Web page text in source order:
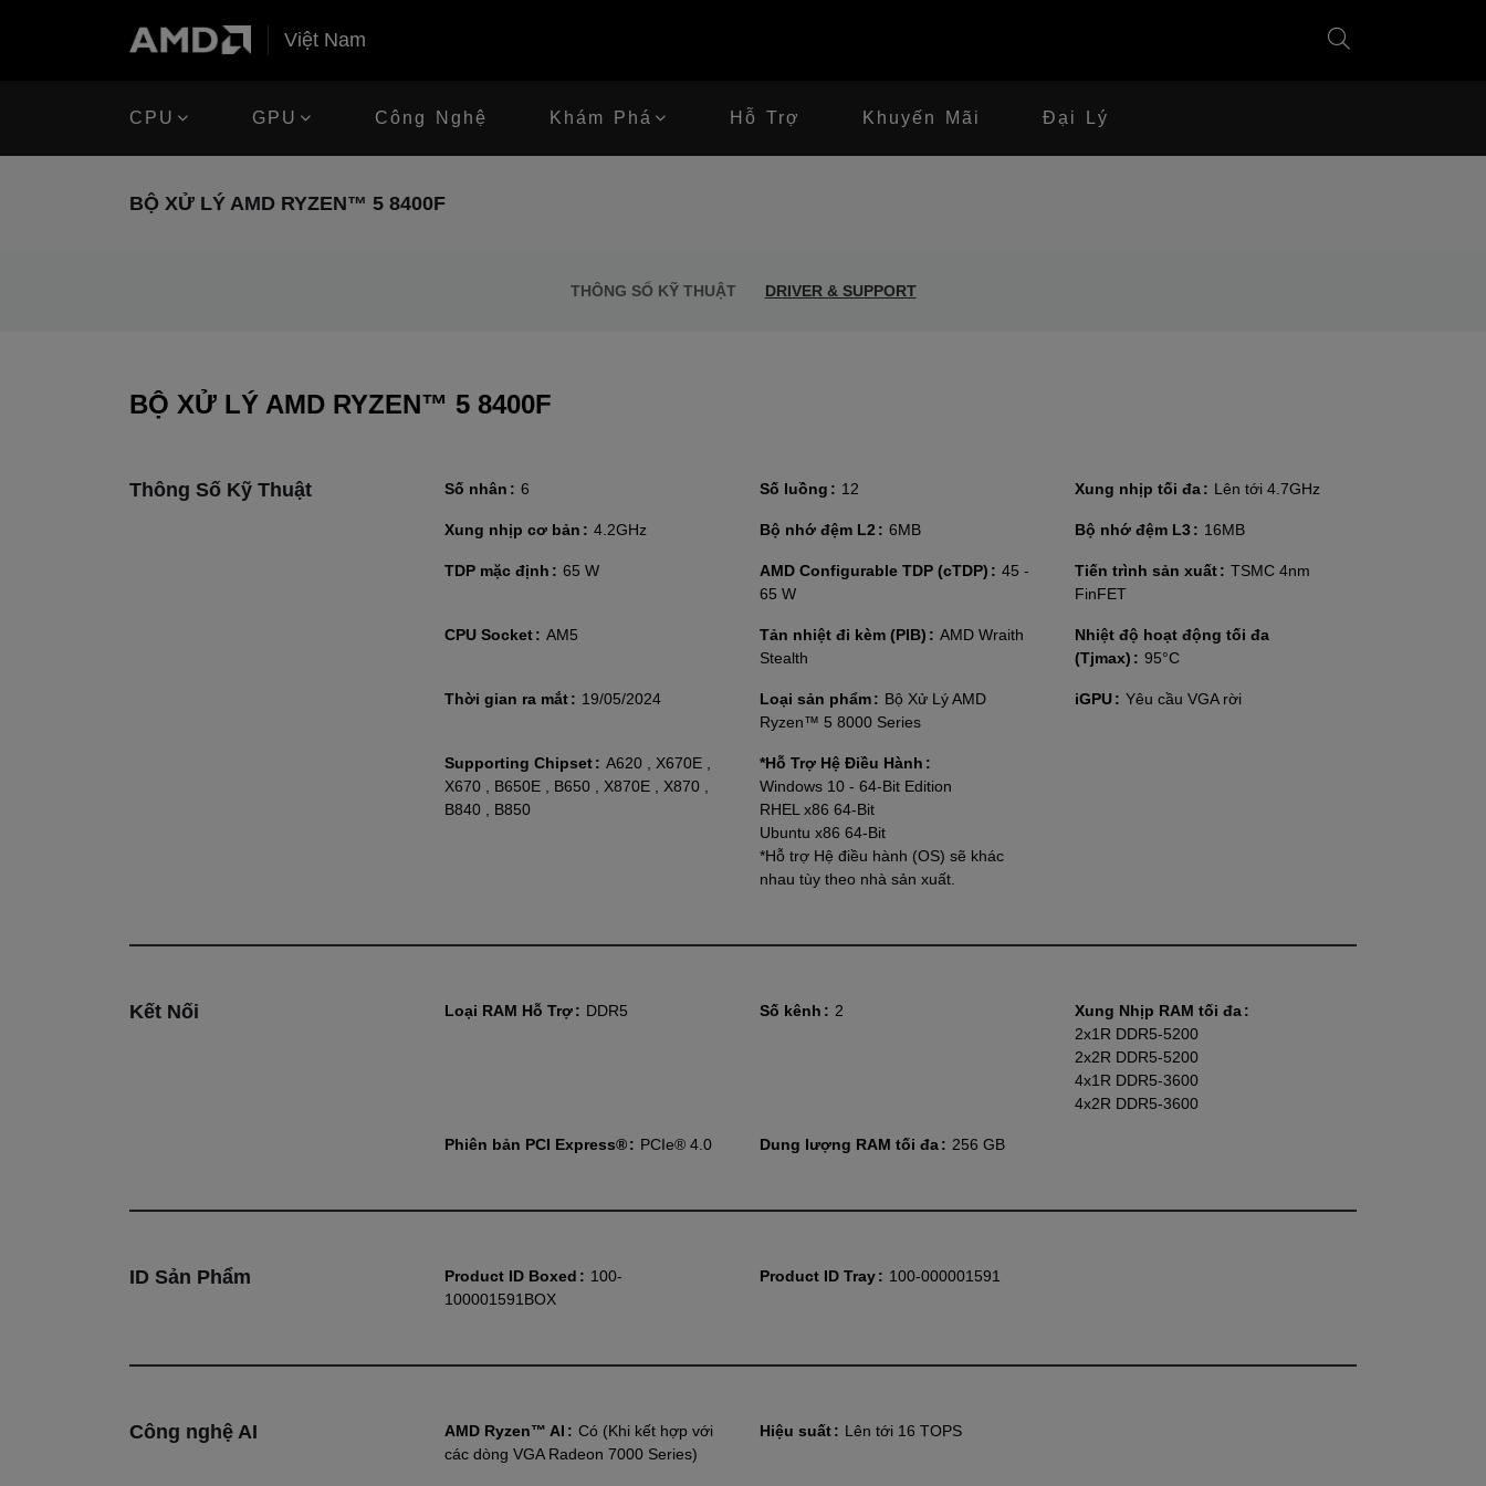
Việt Nam
CPU GPU Công Nghệ Khám Phá Hỗ Trợ Khuyến Mãi Đại Lý
BỘ XỬ LÝ AMD RYZEN™ 5 8400F
THÔNG SỐ KỸ THUẬT DRIVER & SUPPORT
BỘ XỬ LÝ AMD RYZEN™ 5 8400F
Thông Số Kỹ Thuật Số nhân 6 Số luồng 12 Xung nhịp tối đa Lên tới 4.7GHz
Xung nhịp cơ bản 4.2GHz Bộ nhớ đệm L2 6MB Bộ nhớ đệm L3 16MB
TDP mặc định 65 W AMD Configurable TDP (cTDP)
45 -
65 W
Tiến trình sản xuất
TSMC 4nm
FinFET
CPU Socket AM5 Tản nhiệt đi kèm (PIB)
AMD Wraith
Stealth
Nhiệt độ hoạt động tối đa
(Tjmax)
95°C
Thời gian ra mắt 19/05/2024 Loại sản phẩm
Bộ Xử Lý AMD
Ryzen™ 5 8000 Series
iGPU Yêu cầu VGA rời
Supporting Chipset
A620 , X670E ,
X670 , B650E , B650 , X870E , X870 ,
B840 , B850
*Hỗ Trợ Hệ Điều Hành
Windows 10 - 64-Bit Edition
RHEL x86 64-Bit
Ubuntu x86 64-Bit
*Hỗ trợ Hệ điều hành (OS) sẽ khác
nhau tùy theo nhà sản xuất.
Kết Nối Loại RAM Hỗ Trợ DDR5 Số kênh 2
Xung Nhịp RAM tối đa
2x1R DDR5-5200
2x2R DDR5-5200
4x1R DDR5-3600
4x2R DDR5-3600
Phiên bản PCI Express® PCIe® 4.0 Dung lượng RAM tối đa 256 GB
ID Sản Phẩm Product ID Boxed
100-
100001591BOX
Product ID Tray 100-000001591
Công nghệ AI AMD Ryzen™ AI
Có (Khi kết hợp với
các dòng VGA Radeon 7000 Series)
Hiệu suất Lên tới 16 TOPS